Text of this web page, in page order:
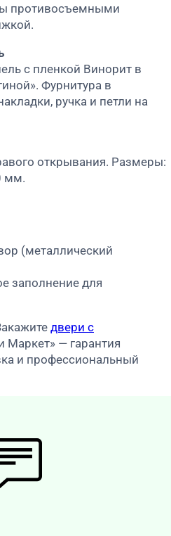
противосъемными
с пленкой Винорит в
Фурнитура в
ручка и петли на
открывания. Размеры:
мм.
(металлический
заполнение для
двери с
Маркет» — гарантия
и профессиональный